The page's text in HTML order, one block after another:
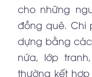
cho những
đồng quê. Chi
dựng bằng
nứa, lớp
thường kết